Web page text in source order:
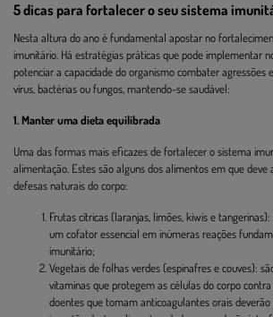
5 dicas para fortalecer o seu sistema
Nesta altura do ano é fundamental apostar no
imunitário. Há estratégias práticas que pode implementar
potenciar a capacidade do organismo combater agressões
vírus, bactérias ou fungos, mantendo-se saudável:
1. Manter uma dieta equilibrada
Uma das formas mais eficazes de fortalecer o sistema
alimentação. Estes são alguns dos alimentos em que
defesas naturais do corpo:
Frutas cítricas (laranjas, limões, kiwis e
um cofator essencial em inúmeras reações
imunitário;
Vegetais de folhas verdes (espinafres e couves):
vitaminas que protegem as células do corpo contra
doentes que tomam anticoagulantes orais